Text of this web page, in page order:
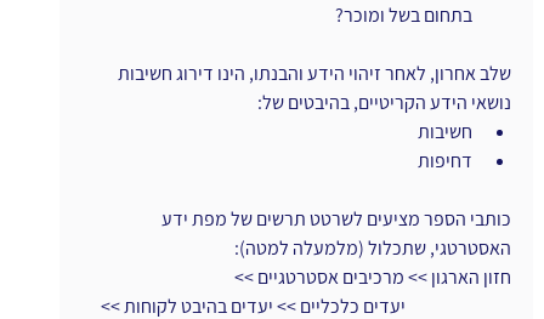
בתחום בשל ומוכר?
שלב אחרון, לאחר זיהוי הידע והבנתו, הינו דירוג חשיבות
נושאי הידע הקריטיים, בהיבטים של:
חשיבות
דחיפות
כותבי הספר מציעים לשרטט תרשים של מפת ידע
האסטרטגי, שתכלול (מלמעלה למטה):
חזון הארגון >> מרכיבים אסטרטגיים >>
                             יעדים כלכליים >> יעדים בהיבט לקוחות >>